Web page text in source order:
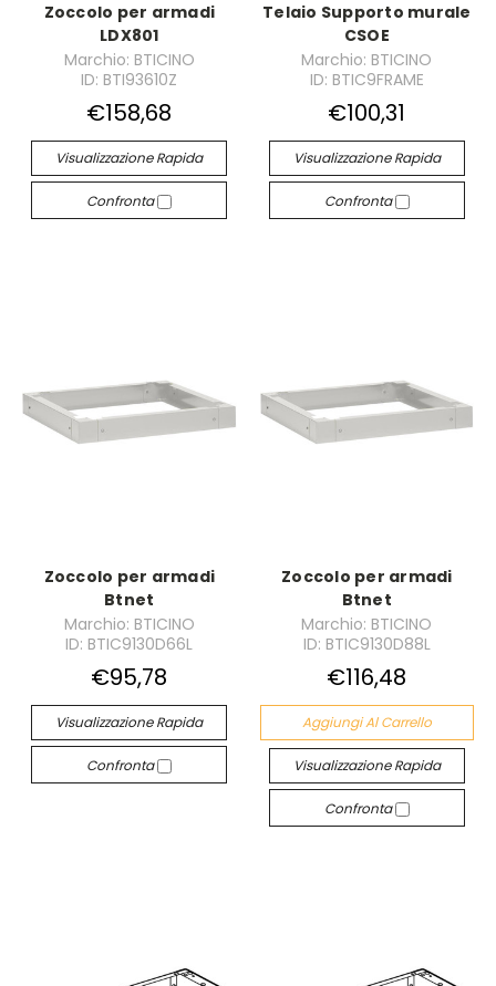
Zoccolo per armadi
LDX801
Marchio: BTICINO
ID: BTI93610Z
€158,68
Visualizzazione Rapida
Confronta
Telaio Supporto murale
CSOE
Marchio: BTICINO
ID: BTIC9FRAME
€100,31
Visualizzazione Rapida
Confronta
Zoccolo per armadi
Btnet
Marchio: BTICINO
ID: BTIC9130D66L
€95,78
Visualizzazione Rapida
Confronta
Zoccolo per armadi
Btnet
Marchio: BTICINO
ID: BTIC9130D88L
€116,48
Aggiungi Al Carrello
Visualizzazione Rapida
Confronta